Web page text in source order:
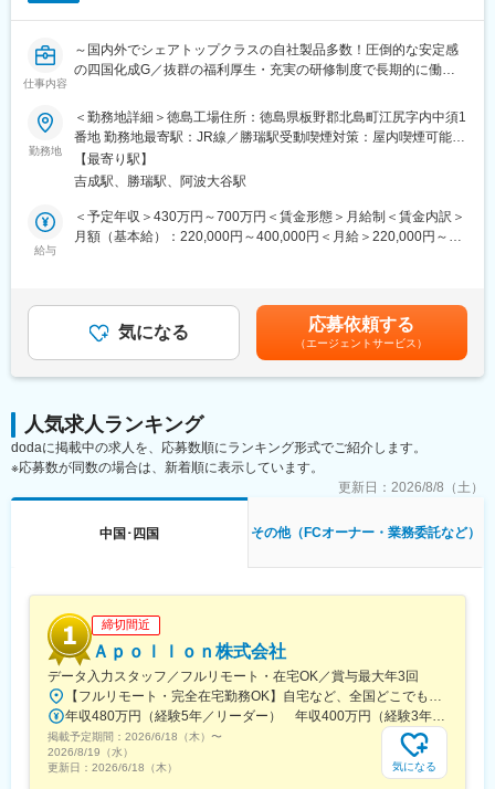
せるCPSの手法を用います。
・カメラやミリ波レーダの出力を合成し、認識技術を向上させる
◆業務の特徴：
シミュレータ上での運用と実システムのデータを同期させるCPS
を構築し、お客様の運用時の支援やシステムの改善を支援してゆ
く予定です。
◆本ポジションの特徴：
た価値創造・業務効率化といった最先端の案件にご参画いただく
ことが可能です。
お客様先も研究開発部門などが中心になるため、まだ世の中にな
変更の範囲：会社の定める業務
仕事内容
～国内外でシェアトップクラスの自社製品多数！圧倒的な安定感
の四国化成G／抜群の福利厚生・充実の研修制度で長期的に働き
■概要：
研究開発であるラボの方々と打ち合わせをしながら、まだ世の中
にないものを生み出していただくお仕事です。
主には、新規開発品やスケールアップ検討に関わる製造業務で
す。
■業務詳細：
研究開発により有機合成した物質を量産化するパイロットプラン
トでの製造ライン業務をお任せいたします。
【現場作業】
プラントに設置された計測機器やリアルに感じる五感をフル活用
して現場を監視し、原料投入・機械操作・メンテナンス作業を行
■業務の特徴：
◎工場従業員の平均年齢は40歳。年齢差を感じさせない、フラン
クな雰囲気の職場です。また、中途入社の方も多数活躍していま
用殺菌・消毒剤「ネオクロール」、入浴施設用の「スパクリー
ル」等の有機化成品を製造しています。
います。
働き方については希望性なので、日勤のみも可能です。
■当社の特徴：
四国化成Gが長期ビジョンで目指す姿は「独創力で、"一歩先行く
提案"型企業へ」。PC、スマホ、電子機器、自動車等の中の基板
を錆から守る「タフエース」は主要電機メーカーの材料指定を取
得、現在でも世界シェア1位となっておりますが、5G・6G関連で
更なるニーズ増を見込んでいます。有機化成品分野の「ネオクロ
勤務地
＜勤務地詳細＞徳島工場住所：徳島県板野郡北島町江尻字内中須1
番地 勤務地最寄駅：JR線／勝瑞駅受動喫煙対策：屋内喫煙可能場
所あり変更の範囲：会社の定める事業所
【最寄り駅】
吉成駅、勝瑞駅、阿波大谷駅
給与
＜予定年収＞430万円～700万円＜賃金形態＞月給制＜賃金内訳＞
月額（基本給）：220,000円～400,000円＜月給＞220,000円～
実績平均6.0ヶ月／成績評価に応じて支給額が変動賃金はあくまで
も目安の金額であり、選考を通じて上下する可能性があります。
月給(月額)は固定手当を含めた表記です。
気になる 応募依頼する
（エージェントサービス）
人気求人ランキング
dodaに掲載中の求人を、応募数順にランキング形式でご紹介します。
※応募数が同数の場合は、新着順に表示しています。
更新日： 2026/8/8（土）
中国･四国 その他（FCオーナー・業務委託など）
締切間近
Ａｐｏｌｌｏｎ株式会社
データ入力スタッフ／フルリモート・在宅OK／賞与最大年3回
掲載予定期間： 2026/6/18（木） 〜
2026/8/19（水）
更新日： 2026/6/18（木） 気になる